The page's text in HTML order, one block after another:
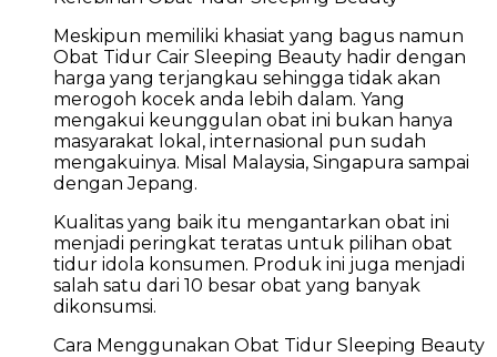
Meskipun memiliki khasiat yang bagus namun
Obat Tidur Cair Sleeping Beauty hadir dengan
harga yang terjangkau sehingga tidak akan
merogoh kocek anda lebih dalam. Yang
mengakui keunggulan obat ini bukan hanya
masyarakat lokal, internasional pun sudah
mengakuinya. Misal Malaysia, Singapura sampai
dengan Jepang.
Kualitas yang baik itu mengantarkan obat ini
menjadi peringkat teratas untuk pilihan obat
tidur idola konsumen. Produk ini juga menjadi
salah satu dari 10 besar obat yang banyak
dikonsumsi.
Cara Menggunakan Obat Tidur Sleeping Beauty